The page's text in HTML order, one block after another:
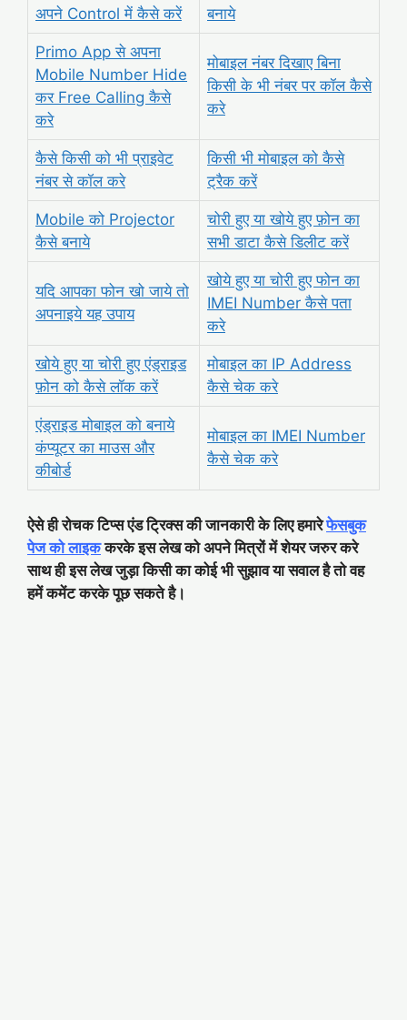
अपने Control में कैसे करें
बनाये
Primo App से अपना
Mobile Number Hide
कर Free Calling कैसे
करे
मोबाइल नंबर दिखाए बिना
किसी के भी नंबर पर कॉल कैसे
करे
कैसे किसी को भी प्राइवेट
नंबर से कॉल करे
किसी भी मोबाइल को कैसे
ट्रैक करें
Mobile को Projector
कैसे बनाये
चोरी हुए या खोये हुए फ़ोन का
सभी डाटा कैसे डिलीट करें
यदि आपका फोन खो जाये तो
अपनाइये यह उपाय
खोये हुए या चोरी हुए फोन का
IMEI Number कैसे पता
करे
खोये हुए या चोरी हुए एंड्राइड
फ़ोन को कैसे लॉक करें
मोबाइल का IP Address
कैसे चेक करे
एंड्राइड मोबाइल को बनाये
कंप्यूटर का माउस और
कीबोर्ड
मोबाइल का IMEI Number
कैसे चेक करे
ऐसे ही रोचक टिप्स एंड ट्रिक्स की जानकारी के लिए हमारेफेसबुक
पेज को लाइककरके इस लेख को अपने मित्रों में शेयर जरुर करे
साथ ही इस लेख जुड़ा किसी का कोई भी सुझाव या सवाल है तो वह
हमें कमेंट करके पूछ सकते है।